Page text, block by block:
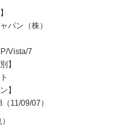
パン（株）
Vista/7
】
】
11/09/07）